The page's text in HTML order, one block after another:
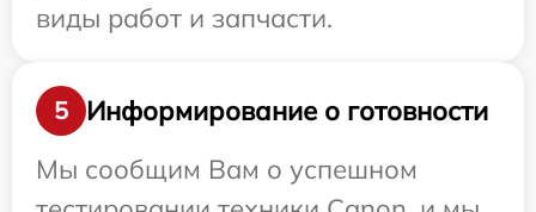
виды работ и запчасти.
5
Информирование о готовности
Мы сообщим Вам о успешном